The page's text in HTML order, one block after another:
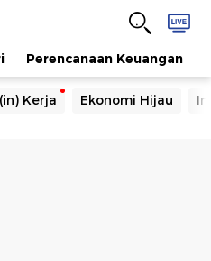
Perencanaan Keuangan
Kerja Ekonomi Hijau